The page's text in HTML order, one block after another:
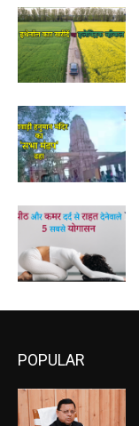
POPULAR